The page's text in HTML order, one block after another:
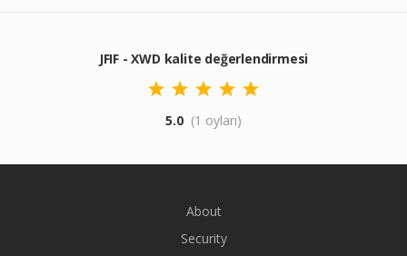
JFIF - XWD kalite değerlendirmesi
5.0 (1 oyları)
About
Security